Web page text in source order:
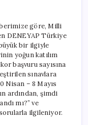
Zaman
Açıklanacak
ve
Nereden
göre, Milli
DENEYAP Türkiye
bir ilgiyle
yoğun katılım
başvuru sayısına
sınavlara
Nisan – 8 Mayıs
ardından, şimdi
mı?” ve
ilgileniyor.